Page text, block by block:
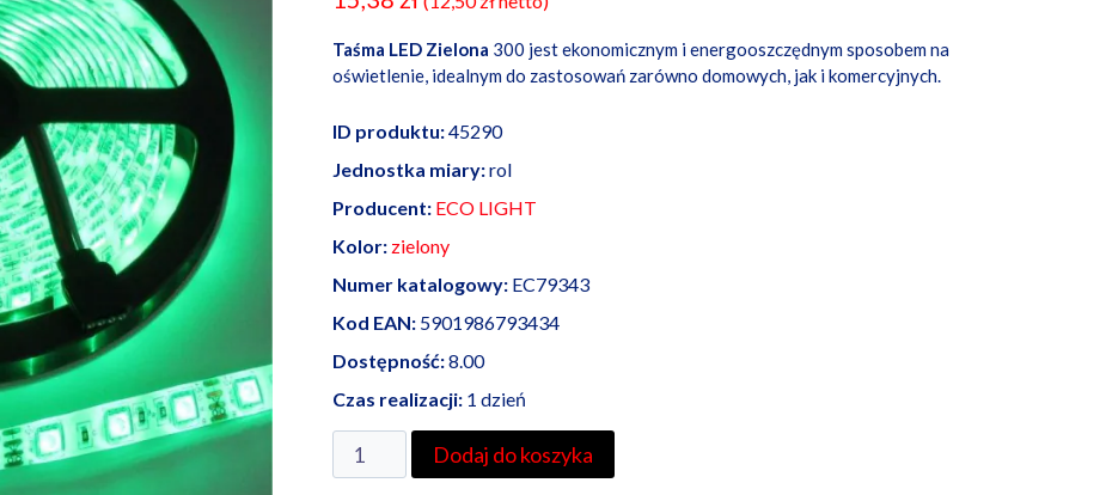
Taśma LED Zielona 300 jest ekonomicznym i energooszczędnym sposobem na
oświetlenie, idealnym do zastosowań zarówno domowych, jak i komercyjnych.
ID produktu:45290
Jednostka miary:rol
Producent: ECO LIGHT
Kolor: zielony
Numer katalogowy:EC79343
Kod EAN:5901986793434
Dostępność:8.00
Czas realizacji:1 dzień
ilość
Taśma
Dodaj do koszyka